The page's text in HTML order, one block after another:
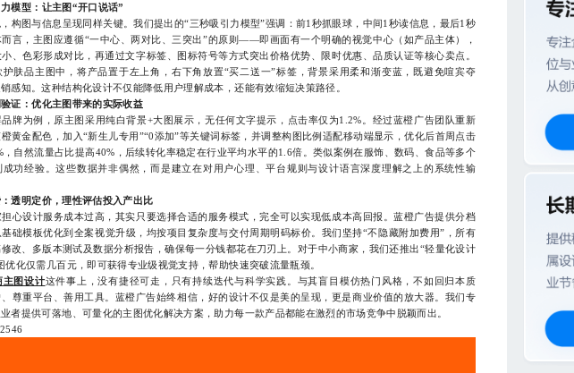
模型：让主图“开口说话”
图与信息呈现同样关键。我们提出的“三秒吸引力模型”强调：前1秒抓眼球，中间1秒读信息，最后1秒
言，主图应遵循“一中心、两对比、三突出”的原则——即画面有一个明确的视觉中心（如产品主体），
、色彩形成对比，再通过文字标签、图标符号等方式突出价格优势、限时优惠、品质认证等核心卖点。
护肤品主图中，将产品置于左上角，右下角放置“买二送一”标签，背景采用柔和渐变蓝，既避免喧宾夺
感知。这种结构化设计不仅能降低用户理解成本，还能有效缩短决策路径。
证：优化主图带来的实际收益
为例，原主图采用纯白背景+大图展示，无任何文字提示，点击率仅为1.2%。经过蓝橙广告团队重新
黄金配色，加入“新生儿专用”“0添加”等关键词标签，并调整构图比例适配移动端显示，优化后首周点击
，自然流量占比提高40%，后续转化率稳定在行业平均水平的1.6倍。类似案例在服饰、数码、食品等多个
成功经验。这些数据并非偶然，而是建立在对用户心理、平台规则与设计语言深度理解之上的系统性输
透明定价，理性评估投入产出比
设计服务成本过高，其实只要选择合适的服务模式，完全可以实现低成本高回报。蓝橙广告提供分档
础模板优化到全案视觉升级，均按项目复杂度与交付周期明码标价。我们坚持“不隐藏附加费用”，所有
改、多版本测试及数据分析报告，确保每一分钱都花在刀刃上。对于中小商家，我们还推出“轻量化设计
优化仅需几百元，即可获得专业级视觉支持，帮助快速突破流量瓶颈。
主图设计这件事上，没有捷径可走，只有持续迭代与科学实践。与其盲目模仿热门风格，不如回归本质
尊重平台、善用工具。蓝橙广告始终相信，好的设计不仅是美的呈现，更是商业价值的放大器。我们专
者提供可落地、可量化的主图优化解决方案，助力每一款产品都能在激烈的市场竞争中脱颖而出。